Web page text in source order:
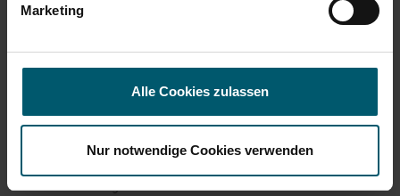
Marketing
Alle Cookies zulassen
Nur notwendige Cookies verwenden
Ende der Mitteilung DGAP News-Service